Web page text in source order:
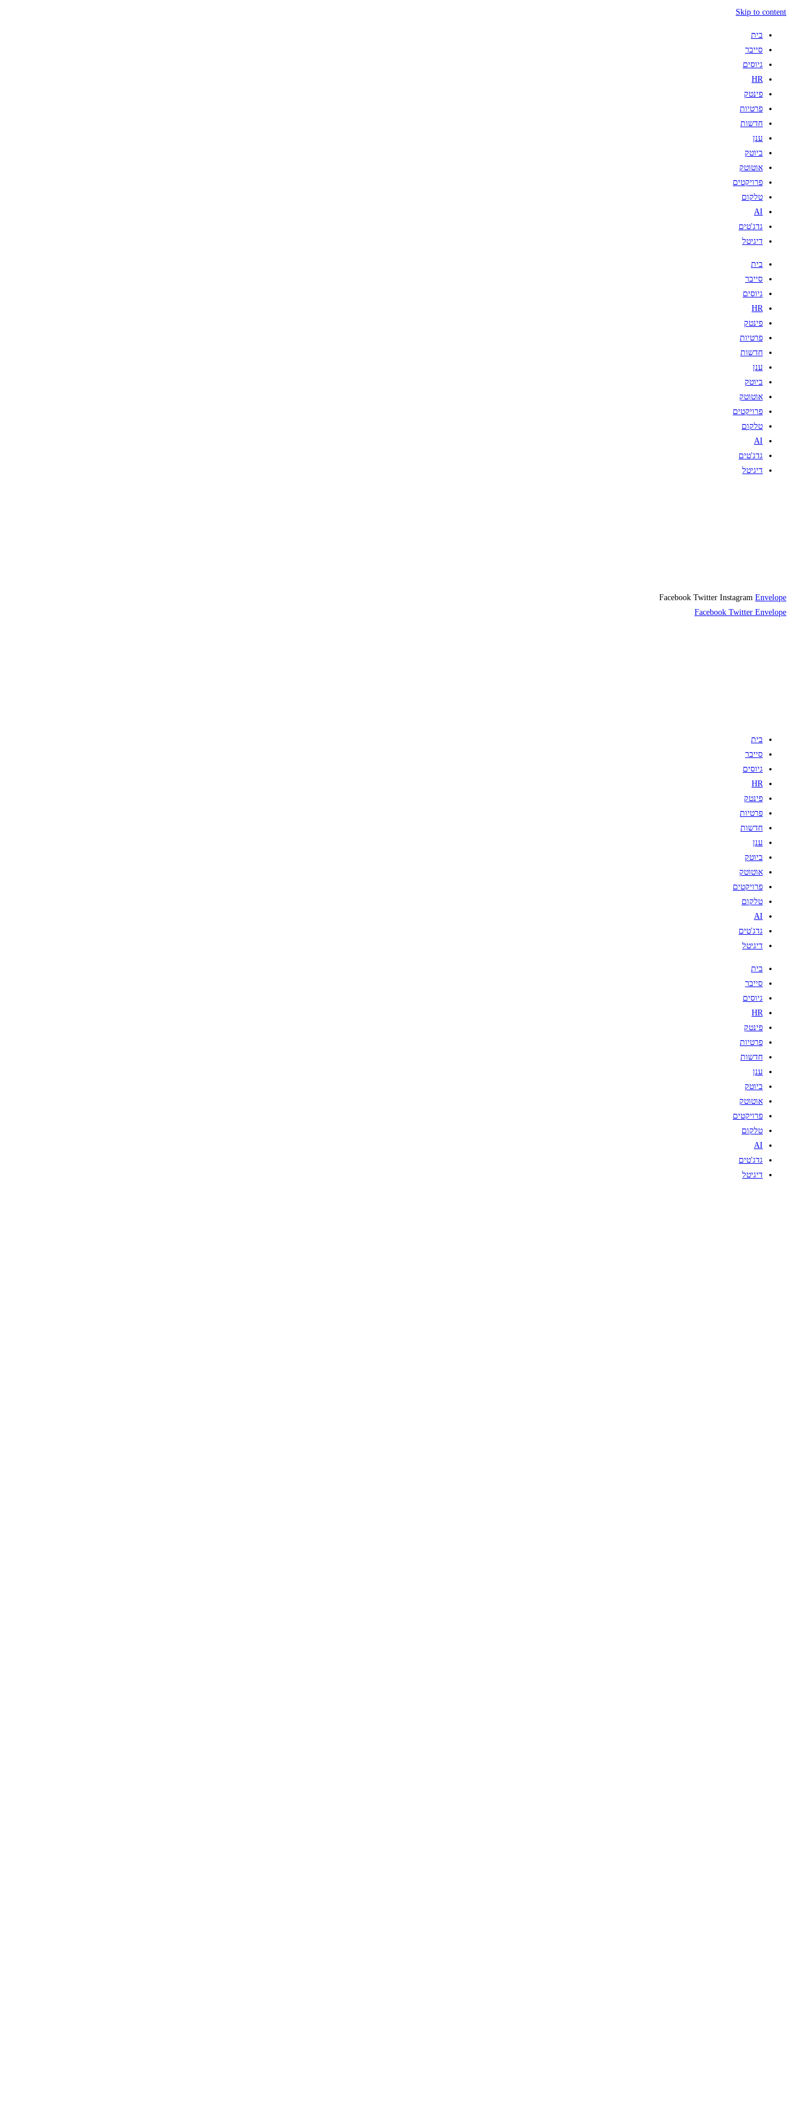
Skip to content
בית
סייבר
גיוסים
HR
פינטק
פרטיות
חדשות
ענן
ביוטק
אוטוטק
פרויקטים
טלקום
AI
גדג'טים
דיגיטל
בית
סייבר
גיוסים
HR
פינטק
פרטיות
חדשות
ענן
ביוטק
אוטוטק
פרויקטים
טלקום
AI
גדג'טים
דיגיטל
Facebook Twitter Instagram Envelope
Facebook Twitter Envelope
בית
סייבר
גיוסים
HR
פינטק
פרטיות
חדשות
ענן
ביוטק
אוטוטק
פרויקטים
טלקום
AI
גדג'טים
דיגיטל
בית
סייבר
גיוסים
HR
פינטק
פרטיות
חדשות
ענן
ביוטק
אוטוטק
פרויקטים
טלקום
AI
גדג'טים
דיגיטל